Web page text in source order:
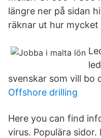
längre ner på sidan
räknar ut hur
svenskar som vill bo
Offshore drilling
Here you can find
virus. Populära